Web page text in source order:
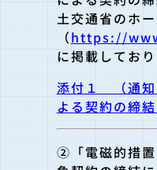
土交通省のホ
（https://
に掲載しており
添付１ （通知
よる契約の締
②「電磁的措